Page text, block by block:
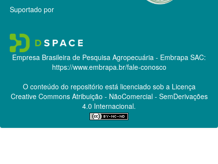
Suportado por
Empresa Brasileira de Pesquisa Agropecuária - Embrapa SAC:
https://www.embrapa.br/fale-conosco
O conteúdo do repositório está licenciado sob a Licença
Creative CommonsAtribuição - NãoComercial - SemDerivações
4.0 Internacional.